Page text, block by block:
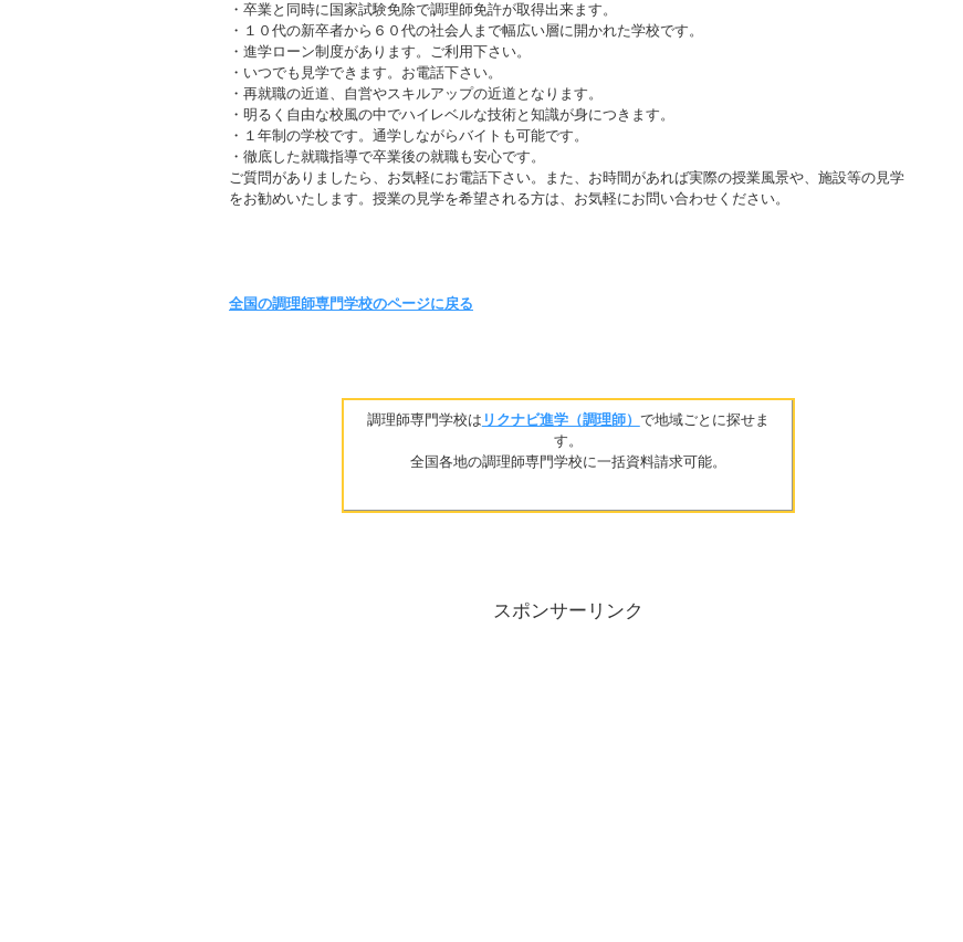
・卒業と同時に国家試験免除で調理師免許が取得出来ます。
・１０代の新卒者から６０代の社会人まで幅広い層に開かれた学校です。
・進学ローン制度があります。ご利用下さい。
・いつでも見学できます。お電話下さい。
・再就職の近道、自営やスキルアップの近道となります。
・明るく自由な校風の中でハイレベルな技術と知識が身につきます。
・１年制の学校です。通学しながらバイトも可能です。
・徹底した就職指導で卒業後の就職も安心です。
ご質問がありましたら、お気軽にお電話下さい。また、お時間があれば実際の授業風景や、施設等の見学
をお勧めいたします。授業の見学を希望される方は、お気軽にお問い合わせください。
全国の調理師専門学校のページに戻る
調理師専門学校は リクナビ進学（調理師） で地域ごとに探せま
す。
全国各地の調理師専門学校に一括資料請求可能。
スポンサーリンク